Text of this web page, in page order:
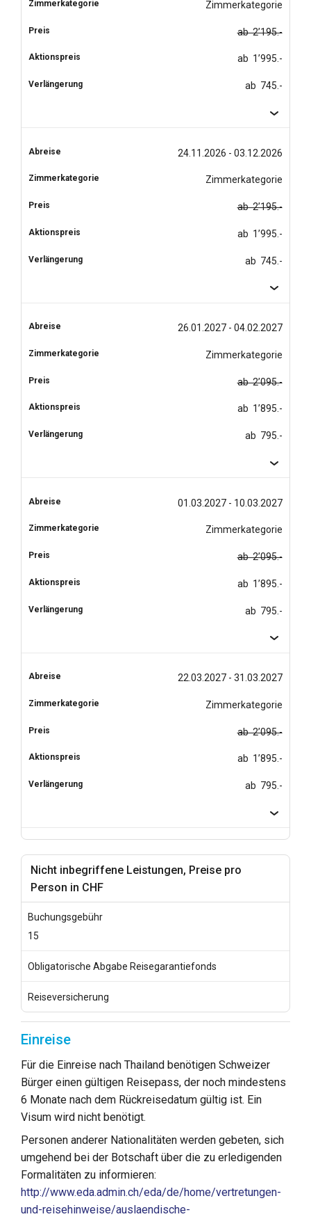
Zimmerkategorie
ab 2’195.-
ab 1’995.-
ab 745.-
24.11.2026 - 03.12.2026
Zimmerkategorie
ab 2’195.-
ab 1’995.-
ab 745.-
26.01.2027 - 04.02.2027
Zimmerkategorie
ab 2’095.-
ab 1’895.-
ab 795.-
01.03.2027 - 10.03.2027
Zimmerkategorie
ab 2’095.-
ab 1’895.-
ab 795.-
22.03.2027 - 31.03.2027
Zimmerkategorie
ab 2’095.-
ab 1’895.-
ab 795.-
Nicht inbegriffene Leistungen, Preise pro
Person in CHF
Buchungsgebühr
15
Obligatorische Abgabe Reisegarantiefonds
Reiseversicherung
Einreise
Für die Einreise nach Thailand benötigen Schweizer
Bürger einen gültigen Reisepass, der noch mindestens
6 Monate nach dem Rückreisedatum gültig ist. Ein
Visum wird nicht benötigt.
Personen anderer Nationalitäten werden gebeten, sich
umgehend bei der Botschaft über die zu erledigenden
Formalitäten zu informieren:
http://www.eda.admin.ch/eda/de/home/vertretungen-
und-reisehinweise/auslaendische-